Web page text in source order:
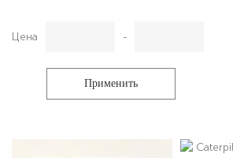
Цена -
Применить